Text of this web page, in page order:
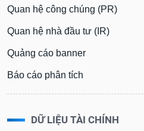
Quan hệ công chúng (PR)
Quan hệ nhà đầu tư (IR)
Quảng cáo banner
Báo cáo phân tích
DỮ LIỆU TÀI CHÍNH